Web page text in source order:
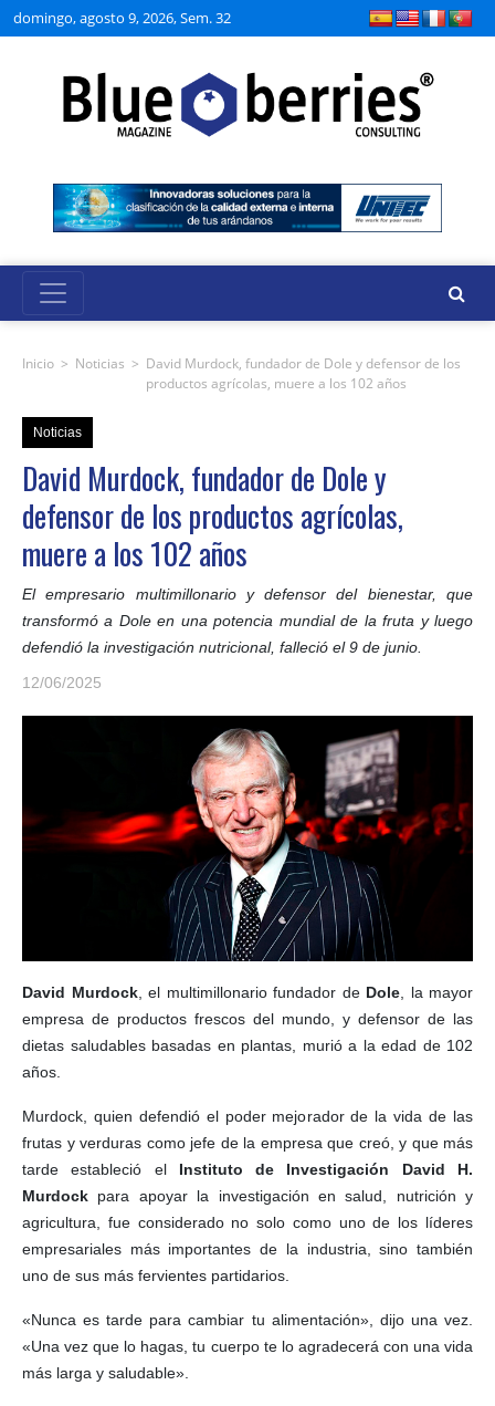
domingo, agosto 9, 2026, Sem. 32
Inicio > Noticias > David Murdock, fundador de Dole y defensor de los
productos agrícolas, muere a los 102 años
Noticias
David Murdock, fundador de Dole y
defensor de los productos agrícolas,
muere a los 102 años
El empresario multimillonario y defensor del bienestar, que
transformó a Dole en una potencia mundial de la fruta y luego
defendió la investigación nutricional, falleció el 9 de junio.
12/06/2025
David Murdock, el multimillonario fundador de Dole, la mayor
empresa de productos frescos del mundo, y defensor de las
dietas saludables basadas en plantas, murió a la edad de 102
años.
Murdock, quien defendió el poder mejorador de la vida de las
frutas y verduras como jefe de la empresa que creó, y que más
tarde estableció elInstituto de Investigación David H.
Murdock para apoyar la investigación en salud, nutrición y
agricultura, fue considerado no solo como uno de los líderes
empresariales más importantes de la industria, sino también
uno de sus más fervientes partidarios.
«Nunca es tarde para cambiar tu alimentación», dijo una vez.
«Una vez que lo hagas, tu cuerpo te lo agradecerá con una vida
más larga y saludable».